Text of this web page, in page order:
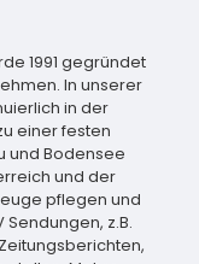
1991 gegründet
In unserer
in der
einer festen
und Bodensee
und der
pflegen und
z.B.